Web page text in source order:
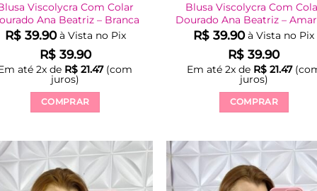
Viscolycra Com Colar
Ana Beatriz – Branca
R$39.90 à Vista no Pix
R$39.90
até2x de R$ 21.47(com
juros)
COMPRAR
tem
várias
variantes.
Blusa Viscolycra Com
Dourado Ana Beatriz –
R$ 39.90 à Vista no Pix
R$ 39.90
Em até 2x de R$21.47
juros)
COMPRAR
tem
várias
variantes.